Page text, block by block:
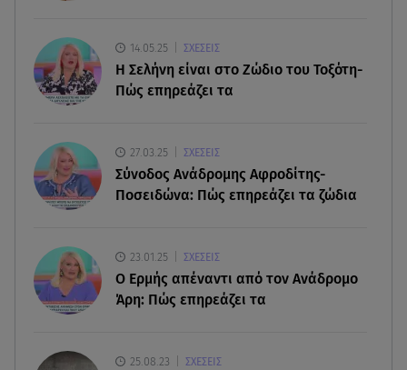
06.08.26 , 20:25
Πώς επικοινωνούν τα ελικόπτερα στη φωτιά και
06.08.26 , 20:16
Αθηνά Οικονομάκου από την Μπόρα Μπόρα:
«Έσκασε όλη η κούραση του χειμώνα»
Σαμοθράκη: Συγκλονιστική διάσωση 15χρονης
από δύσβατο φαράγγι
14.05.25 ΣΧΕΣΕΙΣ
H Σελήνη είναι στο Ζώδιο του Τοξότη-
Πώς επηρεάζει τα
27.03.25 ΣΧΕΣΕΙΣ
Σύνοδος Ανάδρομης Αφροδίτης-
Ποσειδώνα: Πώς επηρεάζει τα ζώδια
23.01.25 ΣΧΕΣΕΙΣ
Ο Ερμής απέναντι από τον Ανάδρομο
Άρη: Πώς επηρεάζει τα
25.08.23 ΣΧΕΣΕΙΣ